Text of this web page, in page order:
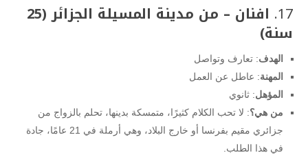
17. افنان – من مدينة المسيلة الجزائر (25
سنة)
الهدف: تعارف وتواصل
المهنة: عاطل عن العمل
المؤهل: ثانوي
من هي؟: لا تحب الكلام كثيرًا، متمسكة بدينها، تحلم بالزواج من
جزائري مقيم بفرنسا أو خارج البلاد، وهي أرملة في 21 عامًا، جادة
في هذا الطلب.